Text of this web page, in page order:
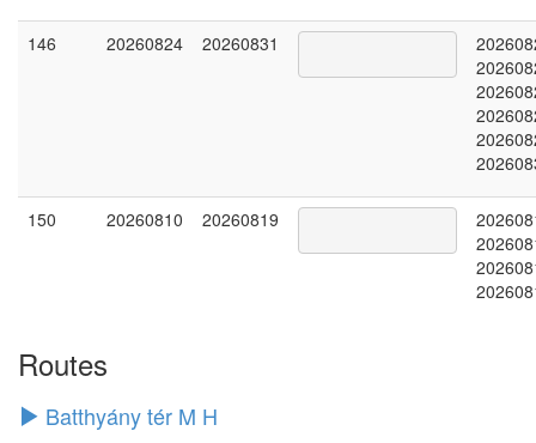
146 20260824 20260831
150 20260810 20260819
Routes
Batthyány tér M H